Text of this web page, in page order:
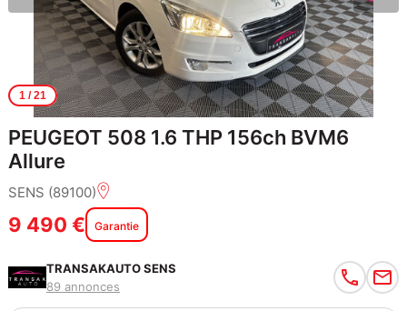
1/ 21
PEUGEOT 508 1.6 THP 156ch BVM6
Allure
SENS (89100)
9 490 € Garantie
TRANSAKAUTO SENS
89 annonces